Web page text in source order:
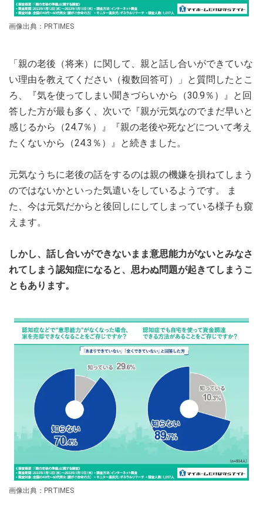
画像出典：PRTIMES
「親の老後（将来）に関して、親と話し合いができていな
い理由を教えてください（複数回答可）」と質問したとこ
ろ、『気を使ってしまい聞きづらいから（30.9％）』と回
答した方が最も多く、次いで『親が元気なのでまだ早いと
感じるから（24.7％）』『親の老後や死などについて考え
たくないから（24.3％）』と続きました。
元気なうちに老後の話をするのは親の機嫌を損ねてしまう
のではないかといった気遣いをしているようです。 ま
た、今は元気だからと後回しにしてしまっている様子も窺
えます。
しかし、話し合いができないまま意思能力がないとみなさ
れてしまう認知症になると、思わぬ問題が起きてしまうこ
ともあります。
画像出典：PRTIMES